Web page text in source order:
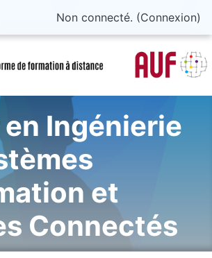
Non connecté. (Connexion)
Ingénierie
et
Connectés